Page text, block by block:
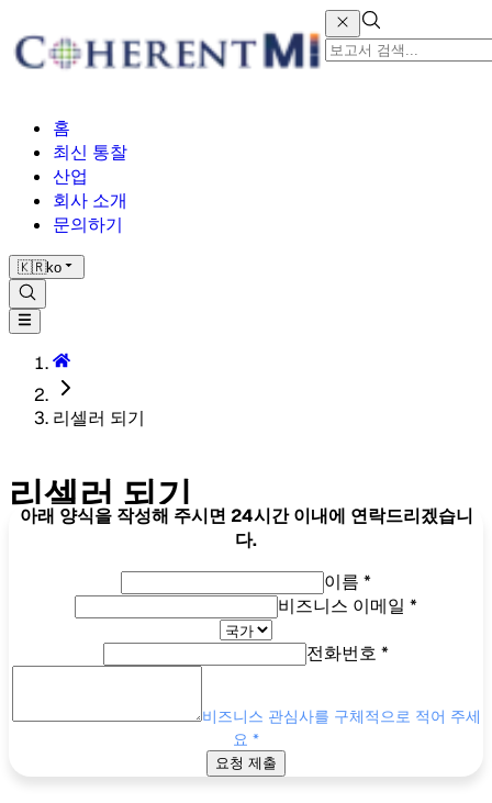
홈
최신 통찰
산업
회사 소개
문의하기
🇰🇷ko
리셀러 되기
리셀러 되기
아래 양식을 작성해 주시면 24시간 이내에 연락드리겠습니
다.
이름 *
비즈니스 이메일 *
전화번호 *
비즈니스 관심사를 구체적으로 적어 주세
요 *
요청 제출